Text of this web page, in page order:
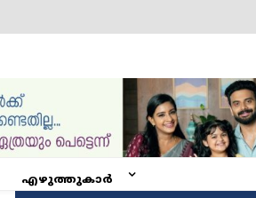
എഴുത്തുകാർ